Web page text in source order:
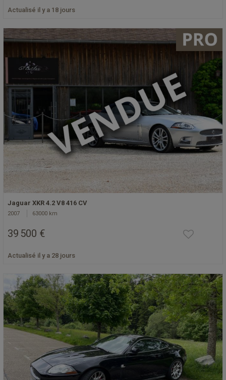
Actualisé il y a 18 jours
Jaguar XKR 4.2 V8 416 CV
2007 63000 km
39 500 €
Actualisé il y a 28 jours